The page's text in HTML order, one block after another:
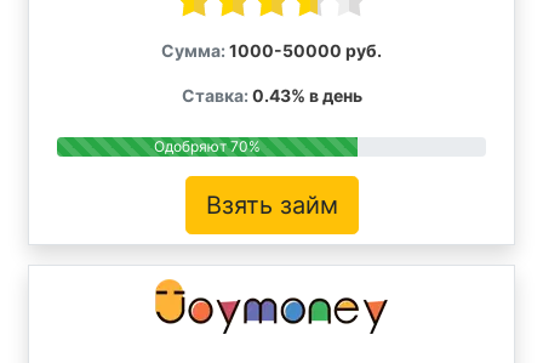
Сумма: 1000-50000 руб.
Ставка: 0.43% в день
Одобряют 70%
Взять займ